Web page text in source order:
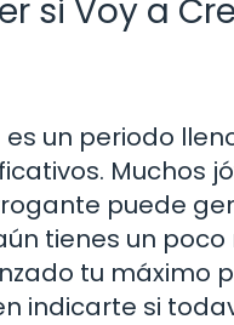
si Voy a
un periodo
Muchos
puede
tienes un
tu máximo
indicarte si